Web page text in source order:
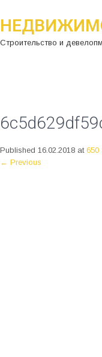
Строительство и
Published 16.02.2018 at 650
← Previous